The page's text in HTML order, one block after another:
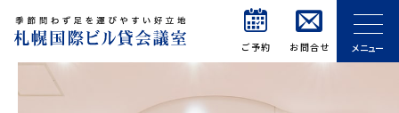
ご予約 お問合せ メニュー